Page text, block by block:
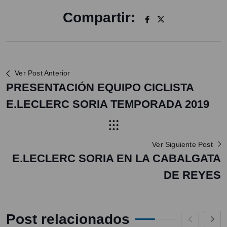
Compartir:
Ver Post Anterior
PRESENTACIÓN EQUIPO CICLISTA
E.LECLERC SORIA TEMPORADA 2019
Ver Siguiente Post
E.LECLERC SORIA EN LA CABALGATA
DE REYES
Post relacionados